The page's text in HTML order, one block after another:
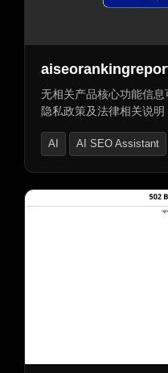
AI客户关系管理（
AI广告创意助手
营销计划生成器
AI邮件助手 AI邮
AI回复生成器 AI
无相关产品核心功能信息
隐私政策及法律相关说明
AI AI SEO Assistant